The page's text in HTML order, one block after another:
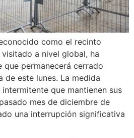
como el recinto
a nivel global, ha
permanecerá cerrado
de este lunes. La medida
que mantienen sus
mes de diciembre de
una interrupción significativa